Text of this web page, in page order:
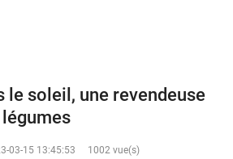
le soleil, une revendeuse
03-15 13:45:53
1002 vue(s)